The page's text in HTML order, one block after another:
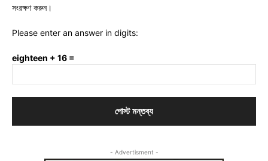
সংরক্ষণ করুন।
Please enter an answer in digits:
eighteen + 16 =
- Advertisment -